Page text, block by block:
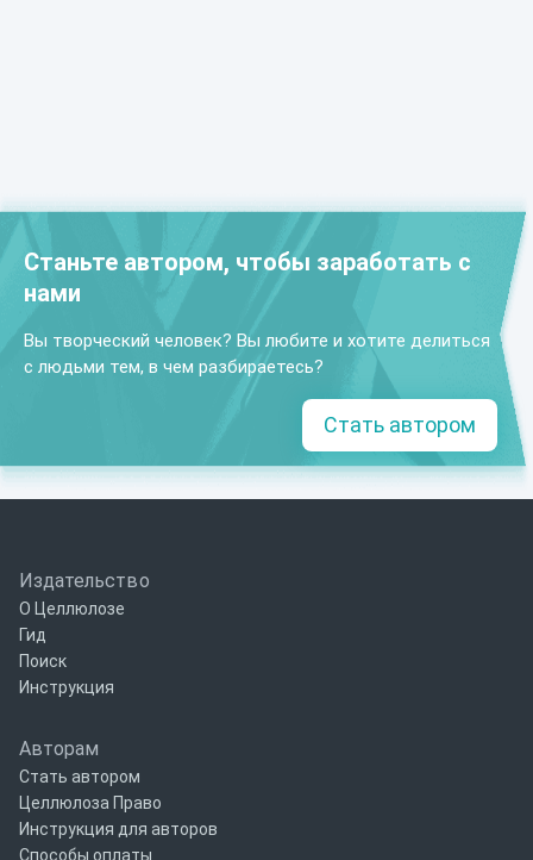
Станьте автором, чтобы заработать с
нами
Вы творческий человек? Вы любите и хотите делиться
с людьми тем, в чем разбираетесь?
Стать автором
Издательство
О Целлюлозе
Гид
Поиск
Инструкция
Авторам
Стать автором
Целлюлоза Право
Инструкция для авторов
Способы оплаты